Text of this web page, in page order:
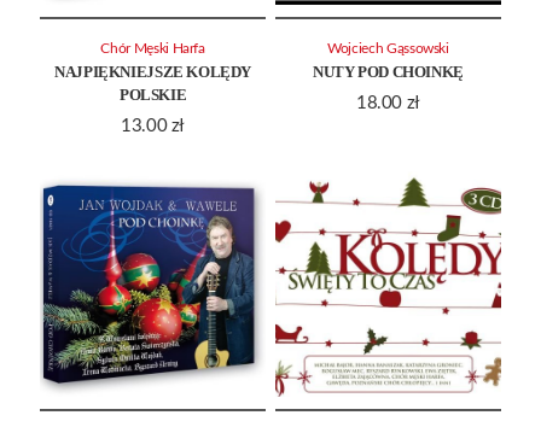
NAJPIĘKNIEJSZE KOLĘDY
POLSKIE
13.00 zł
Chór Męski Harfa
NUTY POD CHOINKĘ
18.00 zł
Wojciech Gąssowski